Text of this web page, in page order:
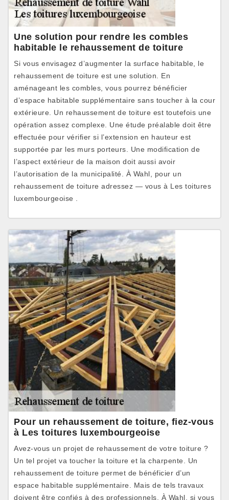
Une solution pour rendre les combles
habitable le rehaussement de toiture
Si vous envisagez d’augmenter la surface habitable, le
rehaussement de toiture est une solution. En
aménageant les combles, vous pourrez bénéficier
d’espace habitable supplémentaire sans toucher à la cour
extérieure. Un rehaussement de toiture est toutefois une
opération assez complexe. Une étude préalable doit être
effectuée pour vérifier si l’extension en hauteur est
supportée par les murs porteurs. Une modification de
l’aspect extérieur de la maison doit aussi avoir
l’autorisation de la municipalité. À Wahl, pour un
rehaussement de toiture adressez — vous à Les toitures
luxembourgeoise .
Pour un rehaussement de toiture, fiez-vous
à Les toitures luxembourgeoise
Avez-vous un projet de rehaussement de votre toiture ?
Un tel projet va toucher la toiture et la charpente. Un
rehaussement de toiture permet de bénéficier d’un
espace habitable supplémentaire. Mais de tels travaux
doivent être confiés à des professionnels. À Wahl, si vous